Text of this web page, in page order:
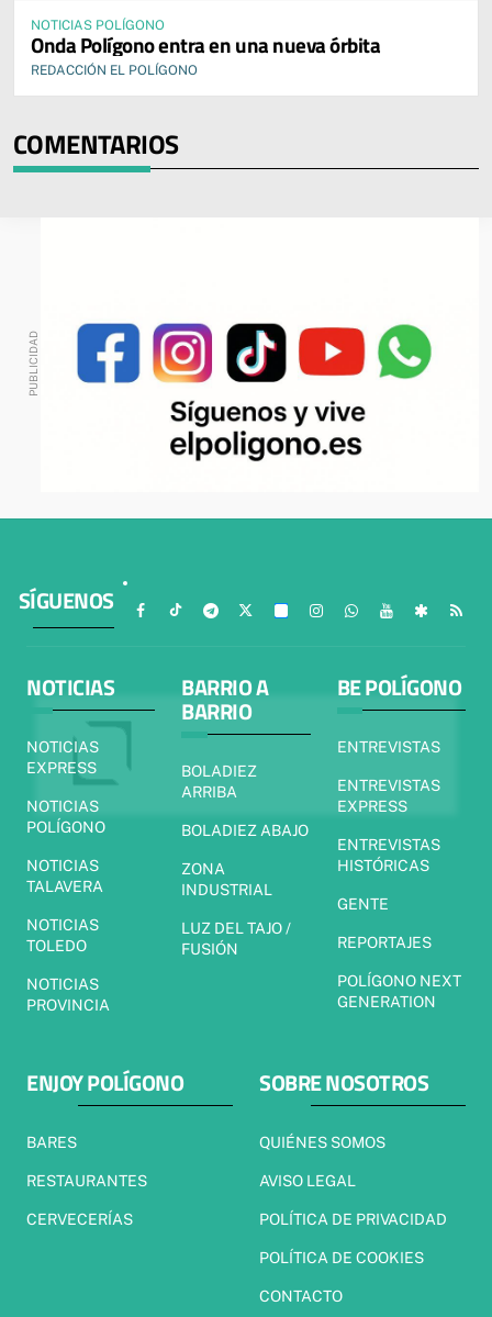
NOTICIAS POLÍGONO
Onda Polígono entra en una nueva órbita
REDACCIÓN EL POLÍGONO
COMENTARIOS
SÍGUENOS
NOTICIAS
NOTICIAS
EXPRESS
NOTICIAS
POLÍGONO
NOTICIAS
TALAVERA
NOTICIAS
TOLEDO
NOTICIAS
PROVINCIA
BARRIO A
BARRIO
BOLADIEZ
ARRIBA
BOLADIEZ ABAJO
ZONA
INDUSTRIAL
LUZ DEL TAJO /
FUSIÓN
BE POLÍGONO
ENTREVISTAS
ENTREVISTAS
EXPRESS
ENTREVISTAS
HISTÓRICAS
GENTE
REPORTAJES
POLÍGONO NEXT
GENERATION
ENJOY POLÍGONO
BARES
RESTAURANTES
CERVECERÍAS
SOBRE NOSOTROS
QUIÉNES SOMOS
AVISO LEGAL
POLÍTICA DE PRIVACIDAD
POLÍTICA DE COOKIES
CONTACTO